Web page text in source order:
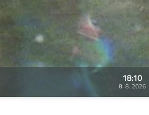
18:10
8. 8. 2026